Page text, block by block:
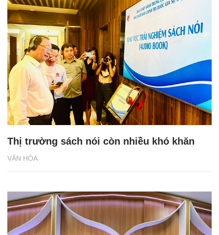
VĂN HÓA
Thị trường sách nói còn nhiều khó khăn